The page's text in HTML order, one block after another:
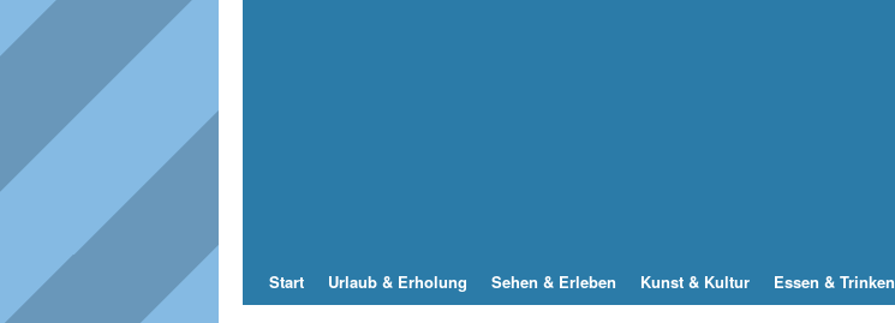
Start Urlaub & Erholung Sehen & Erleben Kunst & Kultur Essen & Trinken